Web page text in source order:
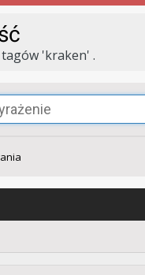
'kraken' .